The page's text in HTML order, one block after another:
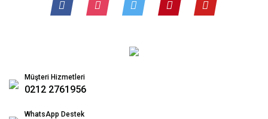
Müşteri Hizmetleri
0212 2761956
WhatsApp Destek